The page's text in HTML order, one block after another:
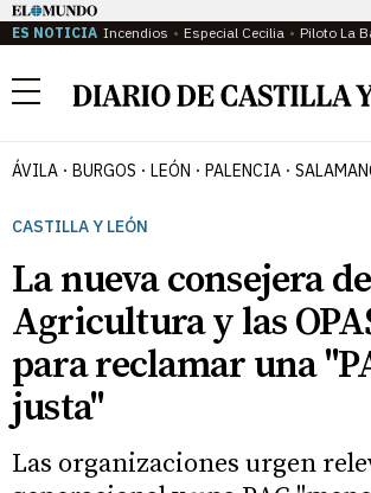
ES NOTICIA Incendios Especial Cecilia Piloto La
Menú
ÁVILA BURGOS LEÓN PALENCIA
CASTILLA Y LEÓN
La nueva consejera de
Agricultura y las
para reclamar una
justa"
Las organizaciones urgen